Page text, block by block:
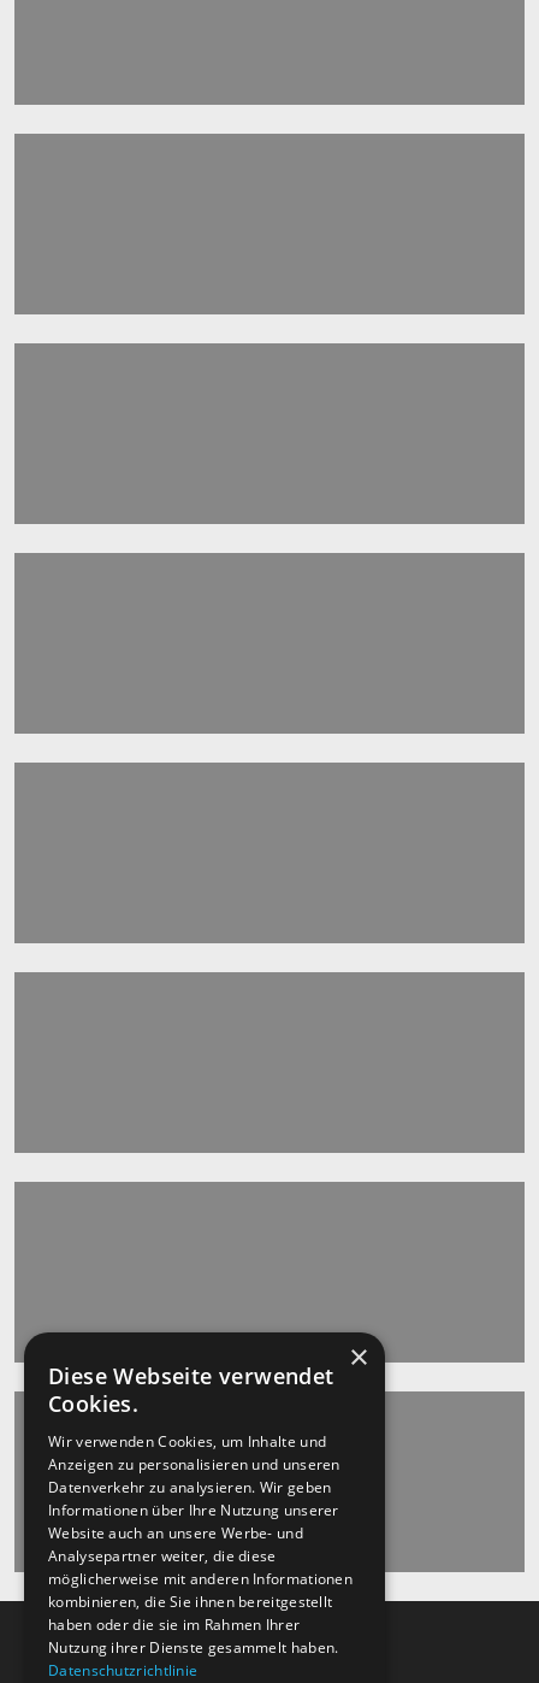
×
Diese Webseite verwendet
Cookies.
Wir verwenden Cookies, um Inhalte und
Anzeigen zu personalisieren und unseren
Datenverkehr zu analysieren. Wir geben
Informationen über Ihre Nutzung unserer
Website auch an unsere Werbe- und
Analysepartner weiter, die diese
möglicherweise mit anderen Informationen
kombinieren, die Sie ihnen bereitgestellt
haben oder die sie im Rahmen Ihrer
Nutzung ihrer Dienste gesammelt haben.
Datenschutzrichtlinie